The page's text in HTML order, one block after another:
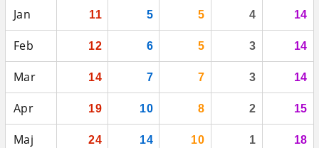
Jan 11 5 5 4 14
Feb 12 6 5 3 14
Mar 14 7 7 3 14
Apr 19 10 8 2 15
Maj 24 14 10 1 18